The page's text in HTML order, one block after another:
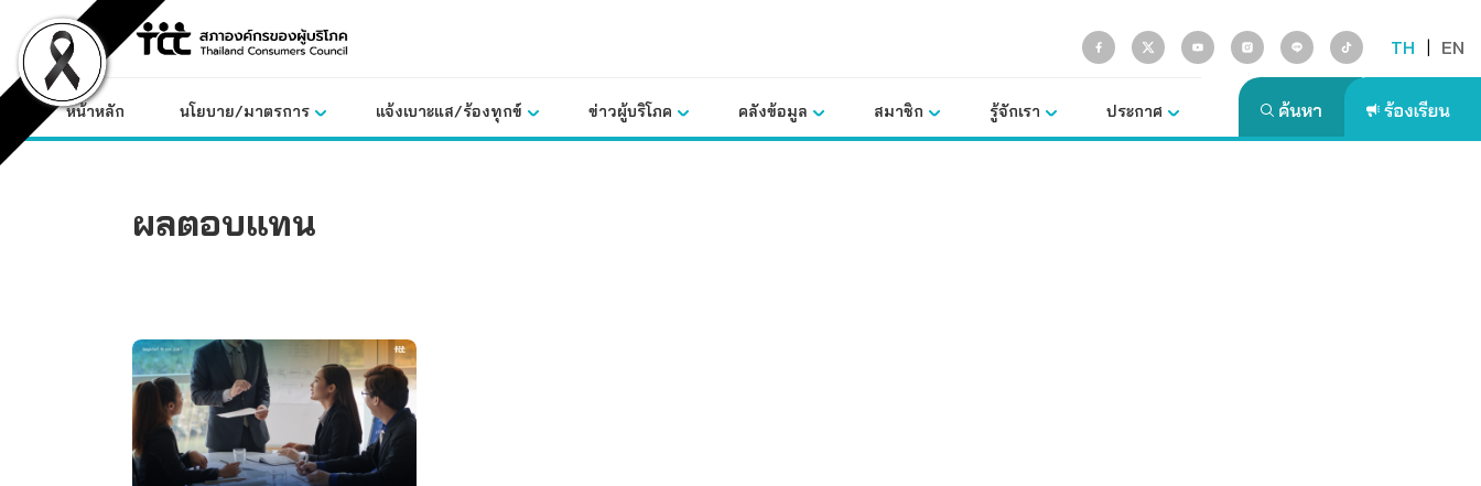
content
TH | EN
หน้าหลัก นโยบาย/มาตรการ แจ้งเบาะแส/ร้องทุกข์ ข่าวผู้บริโภค คลังข้อมูล สมาชิก รู้จักเรา ประกาศ
ผลตอบแทน